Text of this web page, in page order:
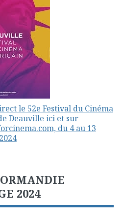
le 52e Festival du Cinéma
Deauville ici et sur
du 4 au 13
2024